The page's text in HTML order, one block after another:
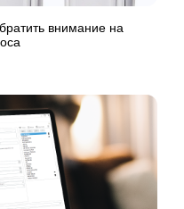
внимание на